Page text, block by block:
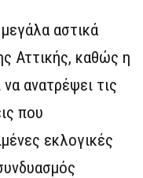
αστικά
Αττικής, καθώς η
ανατρέψει τις
που
εκλογικές